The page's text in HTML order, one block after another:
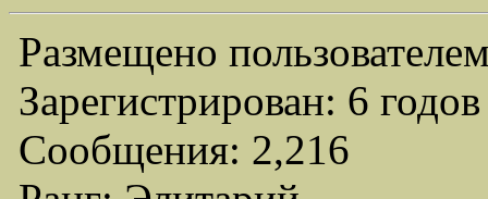
Размещено
Зарегистрирован: 6
Сообщения: 2,216